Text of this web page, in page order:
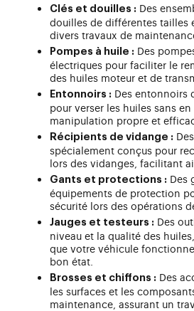
Clés et douilles : Des
douilles de différentes tailles
divers travaux de
Pompes à huile : Des
électriques pour faciliter le
des huiles moteur et de
Entonnoirs : Des entonnoirs
pour verser les huiles sans
manipulation propre et
Récipients de vidange :
spécialement conçus pour
lors des vidanges, facilitant
Gants et protections : Des
équipements de protection
sécurité lors des opérations
Jauges et testeurs : Des
niveau et la qualité des
que votre véhicule
bon état.
Brosses et chiffons : Des
les surfaces et les
maintenance, assurant un